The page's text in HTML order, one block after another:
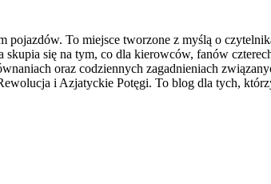
pojazdów. To miejsce tworzone z myślą o
się na tym, co dla kierowców, fanów
oraz codziennych zagadnieniach
i Azjatyckie Potęgi. To blog dla tych,